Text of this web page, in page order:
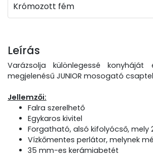
Krómozott fém
Leírás
Varázsolja különlegessé
megjelenésű JUNIOR mosogató
Jellemzői:
Falra szerelhető
Egykaros kivitel
Forgatható, alsó kifolyócső, mely
Vízkőmentes perlátor, melynek
35 mm-es kerámiabetét